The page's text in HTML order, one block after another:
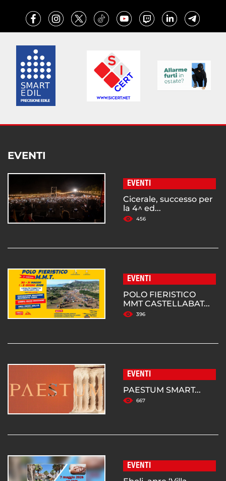
EVENTI
EVENTI
Cicerale, successo per
la 4^ ed...
456
EVENTI
POLO FIERISTICO
MMT CASTELLABAT...
396
EVENTI
PAESTUM SMART...
667
EVENTI